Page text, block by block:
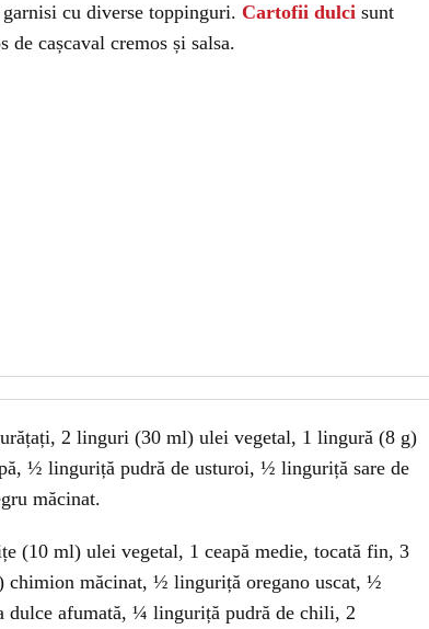
cu diverse toppinguri. Cartofii dulci sunt
cașcaval cremos și salsa.
2 linguri (30 ml) ulei vegetal, 1 lingură (8 g)
½ linguriță pudră de usturoi, ½ linguriță sare de
măcinat.
(10 ml) ulei vegetal, 1 ceapă medie, tocată fin, 3
măcinat, ½ linguriță oregano uscat, ½
afumată, ¼ linguriță pudră de chili, 2